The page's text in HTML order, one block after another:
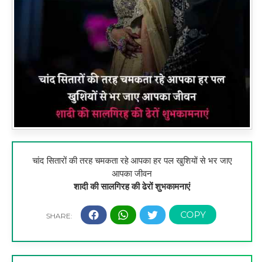
चांद सितारों की तरह चमकता रहे आपका हर पल खुशियों से भर जाए
आपका जीवन
शादी की सालगिरह की ढेरों शुभकामनाएं